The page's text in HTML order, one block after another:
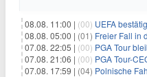
08.08. 11:00 | (00) UEFA bestätigt
08.08. 05:00 | (01) Freier Fall in
07.08. 22:05 | (00) PGA Tour bleibt
07.08. 21:06 | (00) PGA Tour-CEO weist
07.08. 17:59 | (04) Polnische